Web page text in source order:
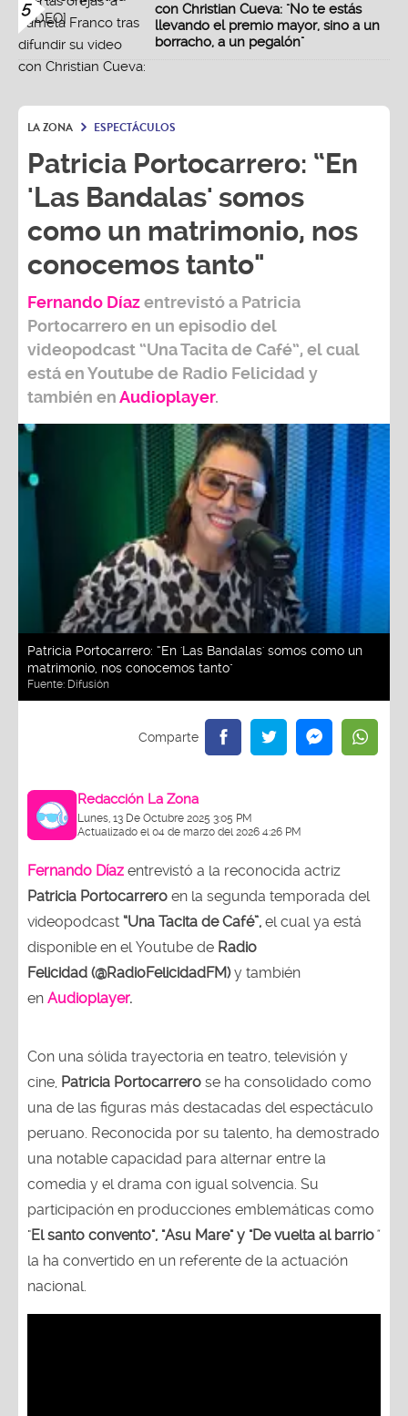
5
con Christian Cueva: "No te estás
llevando el premio mayor, sino a un
borracho, a un pegalón"
LA ZONA ESPECTÁCULOS
Patricia Portocarrero: “En
'Las Bandalas' somos
como un matrimonio, nos
conocemos tanto"
Fernando Díazentrevistó a Patricia
Portocarreroen un episodio del
videopodcast “Una Tacita de Café”, el cual
está en Youtube de Radio Felicidad y
también enAudioplayer.
Patricia Portocarrero: “En 'Las Bandalas' somos como un
matrimonio, nos conocemos tanto"
Fuente: Difusión
Redacción La Zona
Lunes, 13 De Octubre 2025 3:05 PM
Actualizado el 04 de marzo del 2026 4:26 PM
Fernando Díaz entrevistó a la reconocida actriz
Patricia Portocarrero en la segunda temporada del
videopodcast “Una Tacita de Café”, el cual ya está
disponible en el Youtube de Radio
Felicidad (@RadioFelicidadFM)y también
en Audioplayer.
Con una sólida trayectoria en teatro, televisión y
cine, Patricia Portocarrero se ha consolidado como
una de las figuras más destacadas del espectáculo
peruano. Reconocida por su talento, ha demostrado
una notable capacidad para alternar entre la
comedia y el drama con igual solvencia. Su
participación en producciones emblemáticas como
"El santo convento", "Asu Mare" y "De vuelta al barrio"
la ha convertido en un referente de la actuación
nacional.